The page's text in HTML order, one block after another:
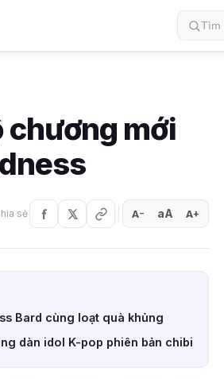
chương mới
sẻ A− aA A+
Bard cùng loạt quà khủng
dàn idol K-pop phiên bản chibi